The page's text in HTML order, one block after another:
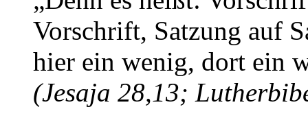
Vorschrift, Satzung auf
hier ein wenig, dort ein
(Jesaja 28,13;